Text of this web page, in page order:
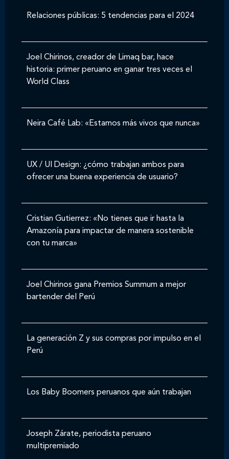
Relaciones públicas: 5 tendencias para el 2024
Joel Chirinos, creador de Limaq bar, hace
historia: primer peruano en ganar tres veces el
World Class
Neira Café Lab: «Estamos más vivos que nunca»
UX / UI Design: ¿cómo trabajan ambos para
ofrecer una buena experiencia de usuario?
Cristian Gutierrez: «No tienes que ir hasta la
Amazonía para impactar de manera sostenible
con tu marca»
Joel Chirinos gana Premios Summum a mejor
bartender del Perú
La generación Z y sus compras por impulso en el
Perú
Los Baby Boomers peruanos que aún trabajan
Joseph Zárate, periodista peruano
multipremiado